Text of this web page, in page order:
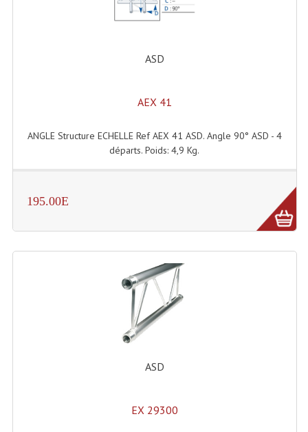
ASD
AEX 41
ANGLE Structure ECHELLE Ref AEX 41 ASD. Angle 90° ASD - 4
départs. Poids: 4,9 Kg.
195.00E
ASD
EX 29300